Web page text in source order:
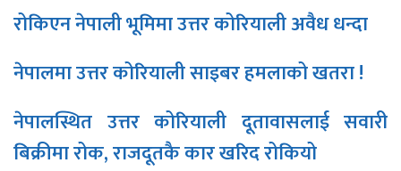
रोकिएन नेपाली भूमिमा उत्तर कोरियाली अवैध धन्दा
नेपालमा उत्तर कोरियाली साइबर हमलाको खतरा !
नेपालस्थित उत्तर कोरियाली दूतावासलाई सवारी
बिक्रीमा रोक, राजदूतकै कार खरिद रोकियो